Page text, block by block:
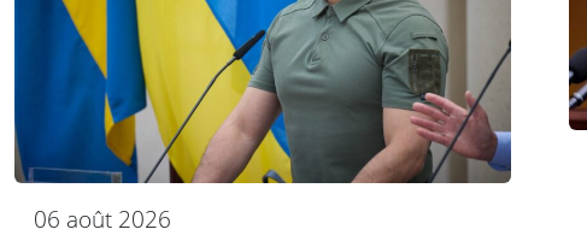
06 août 2026